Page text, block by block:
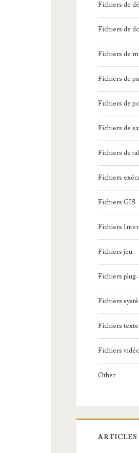
Fichiers de
Fichiers de
Fichiers de
Fichiers de
Fichiers de
Fichiers de
Fichiers de
Fichiers
Fichiers GIS
Fichiers
Fichiers jeu
Fichiers
Fichiers
Fichiers texte
Fichiers vidéo
Other
ARTICLES